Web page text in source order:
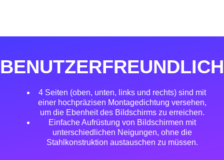
BENUTZERFREUNDLICH
4 Seiten (oben, unten, links und rechts) sind mit
einer hochpräzisen Montagedichtung versehen,
um die Ebenheit des Bildschirms zu erreichen.
Einfache Aufrüstung von Bildschirmen mit
unterschiedlichen Neigungen, ohne die
Stahlkonstruktion austauschen zu müssen.